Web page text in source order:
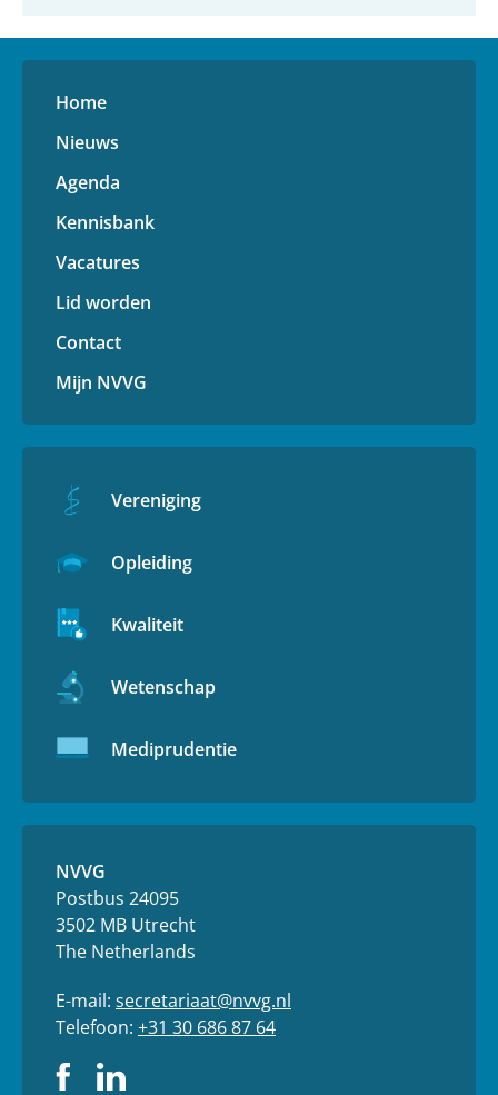
Home
Nieuws
Agenda
Kennisbank
Vacatures
Lid worden
Contact
Mijn NVVG
Vereniging
Opleiding
Kwaliteit
Wetenschap
Mediprudentie
NVVG
Postbus 24095
3502 MB Utrecht
The Netherlands
E-mail: secretariaat@nvvg.nl
Telefoon: +31 30 686 87 64